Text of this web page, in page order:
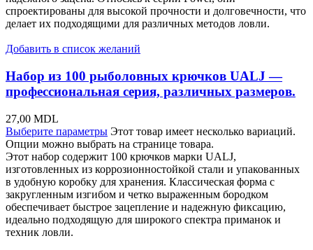
спроектированы для высокой прочности и долговечности, что
делает их подходящими для различных методов ловли.
Добавить в список желаний
Набор из 100 рыболовных крючков UALJ —
профессиональная серия, различных размеров.
27,00 MDL
Выберите параметры Этот товар имеет несколько вариаций.
Опции можно выбрать на странице товара.
Этот набор содержит 100 крючков марки UALJ,
изготовленных из коррозионностойкой стали и упакованных
в удобную коробку для хранения. Классическая форма с
закругленным изгибом и четко выраженным бородком
обеспечивает быстрое зацепление и надежную фиксацию,
идеально подходящую для широкого спектра приманок и
техник ловли.